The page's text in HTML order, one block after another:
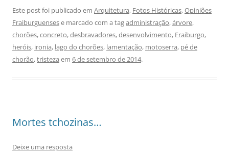
Este post foi publicado em Arquitetura, Fotos Históricas,Opiniões
Fraiburguensese marcado com a tagadministração,árvore,
chorões,concreto,desbravadores,desenvolvimento, Fraiburgo,
heróis, ironia, lago do chorões, lamentação, motoserra, pé de
chorão,tristeza em 6 de setembro de 2014.
Mortes tchozinas…
Deixe uma resposta